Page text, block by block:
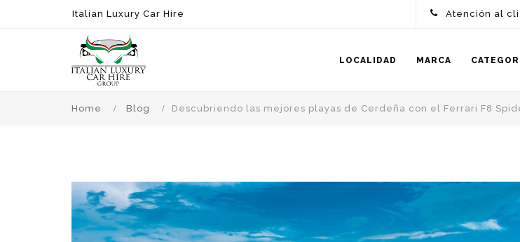
Italian Luxury Car Hire Atención al
LOCALIDAD MARCA
Home Blog Descubriendo las mejores playas de Cerdeña con el Ferrari F8